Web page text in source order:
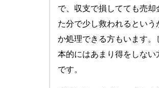
場合の対処法
ワンルームマンションで損をしない
で、収支で損してても売却
た分で少し救われるという
か処理できる方もいます。
本的にはあまり得をしない
です。